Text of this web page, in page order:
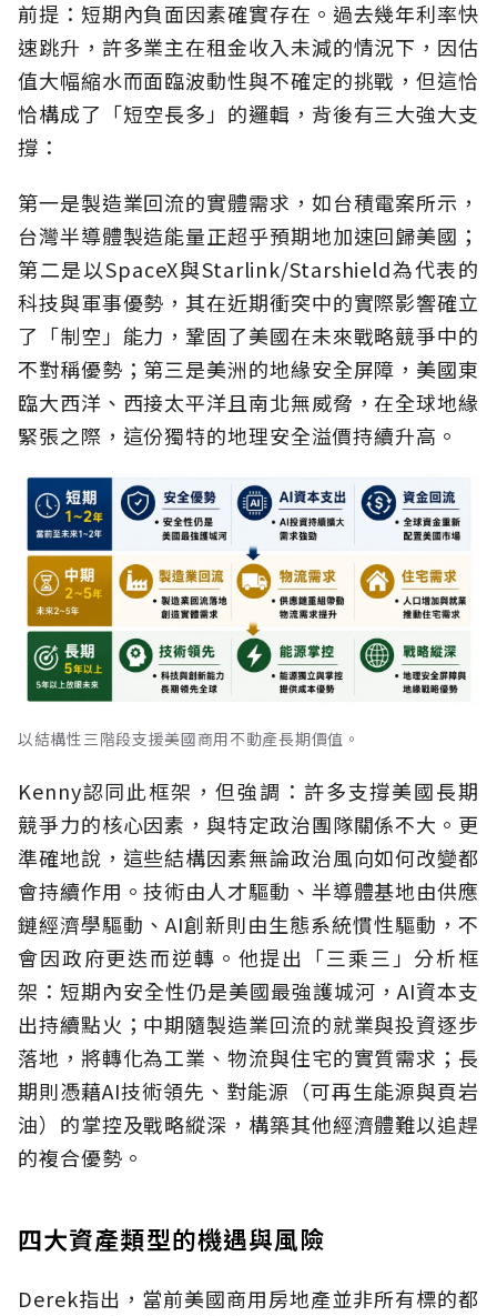
前提：短期內負面因素確實存在。過去幾年利率快
速跳升，許多業主在租金收入未減的情況下，因估
值大幅縮水而面臨波動性與不確定的挑戰，但這恰
恰構成了「短空長多」的邏輯，背後有三大強大支
撐：
第一是製造業回流的實體需求，如台積電案所示，
台灣半導體製造能量正超乎預期地加速回歸美國；
第二是以SpaceX與Starlink/Starshield為代表的
科技與軍事優勢，其在近期衝突中的實際影響確立
了「制空」能力，鞏固了美國在未來戰略競爭中的
不對稱優勢；第三是美洲的地緣安全屏障，美國東
臨大西洋、西接太平洋且南北無威脅，在全球地緣
緊張之際，這份獨特的地理安全溢價持續升高。
以結構性三階段支援美國商用不動產長期價值。
Kenny認同此框架，但強調：許多支撐美國長期
競爭力的核心因素，與特定政治團隊關係不大。更
準確地說，這些結構因素無論政治風向如何改變都
會持續作用。技術由人才驅動、半導體基地由供應
鏈經濟學驅動、AI創新則由生態系統慣性驅動，不
會因政府更迭而逆轉。他提出「三乘三」分析框
架：短期內安全性仍是美國最強護城河，AI資本支
出持續點火；中期隨製造業回流的就業與投資逐步
落地，將轉化為工業、物流與住宅的實質需求；長
期則憑藉AI技術領先、對能源（可再生能源與頁岩
油）的掌控及戰略縱深，構築其他經濟體難以追趕
的複合優勢。
四大資產類型的機遇與風險
Derek指出，當前美國商用房地產並非所有標的都